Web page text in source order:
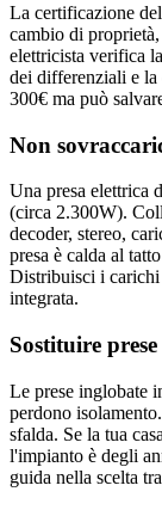
La certificazione
cambio di
elettricista verifica
dei differenziali e la
300€ ma può
Non
Una presa elettrica
(circa 2.300W).
decoder, stereo,
presa è calda al
Distribuisci i carichi
integrata.
Sostituire
Le prese inglobate
perdono
sfalda. Se la tua
l'impianto è degli
guida nella scelta